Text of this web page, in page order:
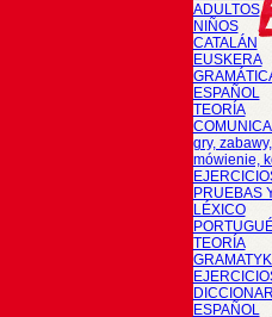
ADULTOS
NIÑOS
CATALÁN
EUSKERA
ESPAÑOL
TEORÍA
gry,
mówienie,
PRUEBAS
LÉXICO
TEORÍA
ESPAÑOL